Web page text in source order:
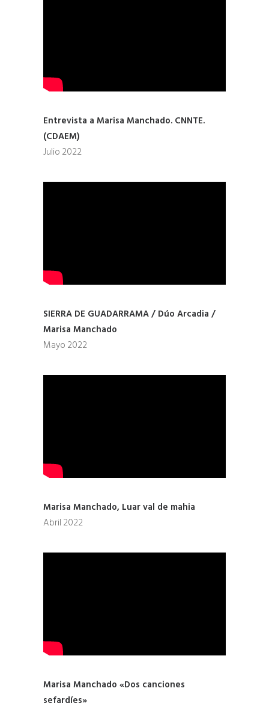
Entrevista a Marisa Manchado. CNNTE.
(CDAEM)
Julio 2022
SIERRA DE GUADARRAMA / Dúo Arcadia /
Marisa Manchado
Mayo 2022
Marisa Manchado, Luar val de mahia
Abril 2022
Marisa Manchado «Dos canciones
sefardíes»